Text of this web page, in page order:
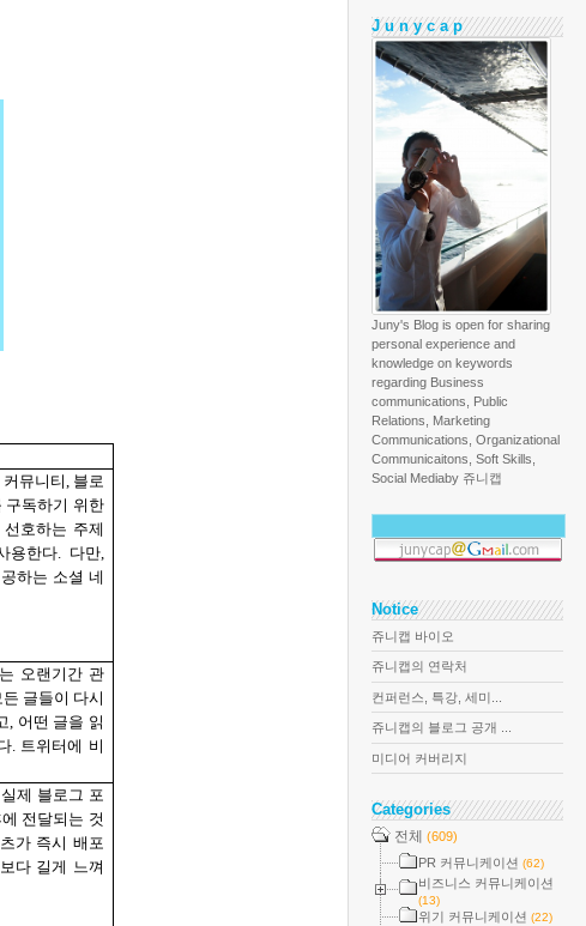
뮤니티, 블로
구독하기 위한
호하는 주제
용한다. 다만,
하는 소셜 네
오랜기간 관
든 글들이 다시
, 어떤 글을 읽
. 트위터에 비
제 블로그 포
전달되는 것
가 즉시 배포
다 길게 느껴
J u n y c a p
Juny's Blog is open for sharing
personal experience and
knowledge on keywords
regarding Business
communications, Public
Relations, Marketing
Communications, Organizational
Communicaitons, Soft Skills,
Social Mediaby 쥬니캡
Notice
쥬니캡 바이오
쥬니캡의 연락처
컨퍼런스, 특강, 세미...
쥬니캡의 블로그 공개 ...
미디어 커버리지
Categories
전체 (609)
PR 커뮤니케이션 (62)
비즈니스 커뮤니케이션
(13)
위기 커뮤니케이션 (22)